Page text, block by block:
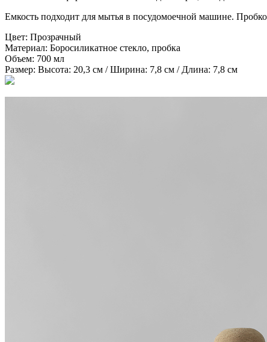
Емкость подходит для мытья в посудомоечной машине.
Цвет: Прозрачный
Материал: Боросиликатное стекло, пробка
Объем: 700 мл
Размер: Высота: 20,3 см / Ширина: 7,8 см / Длина: 7,8 см